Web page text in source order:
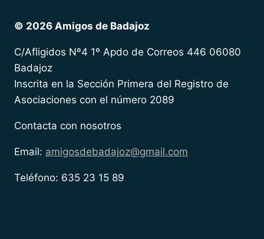
© 2026 Amigos de Badajoz
C/Afligidos Nº4 1º Apdo de Correos 446 06080
Badajoz
Inscrita en la Sección Primera del Registro de
Asociaciones con el número 2089
Contacta con nosotros
Email: amigosdebadajoz@gmail.com
Teléfono: 635 23 15 89